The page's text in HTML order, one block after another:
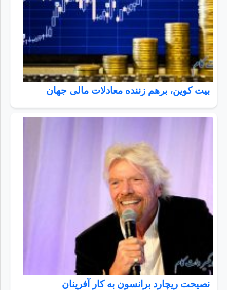
بیت ‌‌کوین، برهم زننده معادلات مالی جهان
نصیحت ریچارد برانسون به کار آفرینان